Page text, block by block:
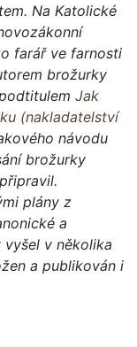
Na Katolické
farář ve farnosti
brožurky
Jak
(nakladatelství
návodu
brožurky
plány z
a
v několika
a publikován i